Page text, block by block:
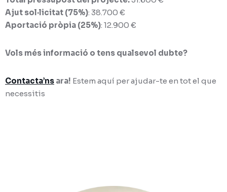
Ajut sol·licitat (75%): 38.700 €
Aportació pròpia (25%): 12.900 €
Vols més informació o tens qualsevol dubte?
Contacta’ns ara! Estem aquí per ajudar-te en tot el que
necessitis